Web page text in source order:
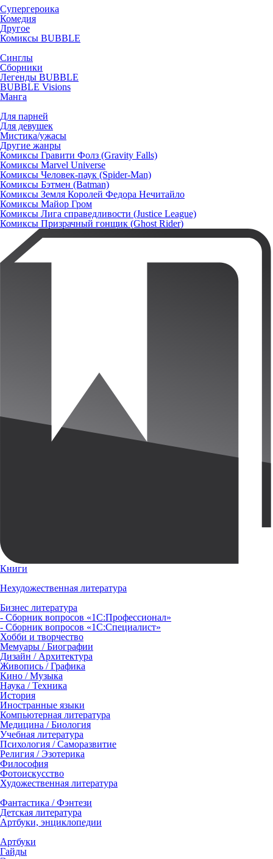
Супергероика
Комедия
Другое
Комиксы BUBBLE
Синглы
Сборники
Легенды BUBBLE
BUBBLE Visions
Манга
Для парней
Для девушек
Мистика/ужасы
Другие жанры
Комиксы Гравити Фолз (Gravity Falls)
Комиксы Marvel Universe
Комиксы Человек-паук (Spider-Man)
Комиксы Бэтмен (Batman)
Комиксы Земля Королей Федора Нечитайло
Комиксы Майор Гром
Комиксы Лига справедливости (Justice League)
Комиксы Призрачный гонщик (Ghost Rider)
Книги
Нехудожественная литература
Бизнес литература
- Сборник вопросов «1С:Профессионал»
- Сборник вопросов «1С:Специалист»
Хобби и творчество
Мемуары / Биографии
Дизайн / Архитектура
Живопись / Графика
Кино / Музыка
Наука / Техника
История
Иностранные языки
Компьютерная литература
Медицина / Биология
Учебная литература
Психология / Саморазвитие
Религия / Эзотерика
Философия
Фотоискусство
Художественная литература
Фантастика / Фэнтези
Детская литература
Артбуки, энциклопедии
Артбуки
Гайды